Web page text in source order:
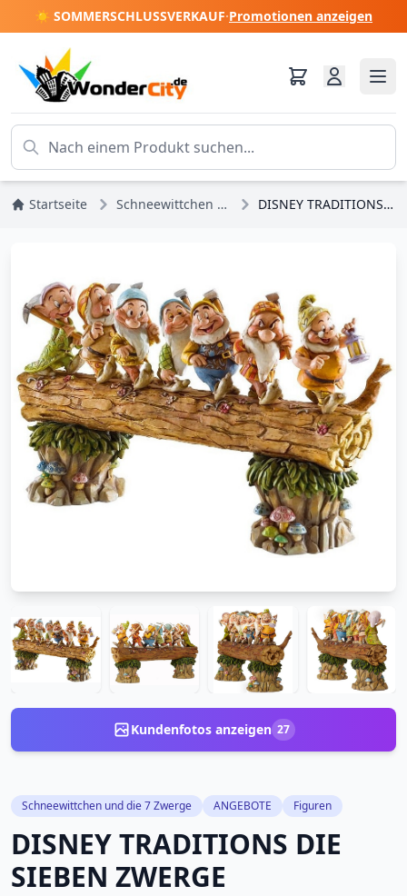
☀️ SOMMERSCHLUSSVERKAUF·Promotionen anzeigen
Startseite Schneewittchen und die 7 Zwerge DISNEY TRADITIONS DIE SIEBEN ZWERGE
Kundenfotos anzeigen 27
Schneewittchen und die 7 Zwerge ANGEBOTE Figuren
DISNEY TRADITIONS DIE
SIEBEN ZWERGE